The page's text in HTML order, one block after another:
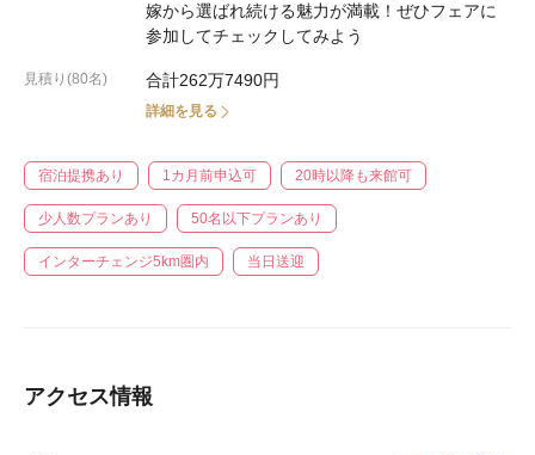
嫁から選ばれ続ける魅力が満載！ぜひフェアに
参加してチェックしてみよう
見積り(80名) 合計262万7490円
詳細を見る
宿泊提携あり 1カ月前申込可 20時以降も来館可
少人数プランあり 50名以下プランあり
インターチェンジ5km圏内 当日送迎
アクセス情報